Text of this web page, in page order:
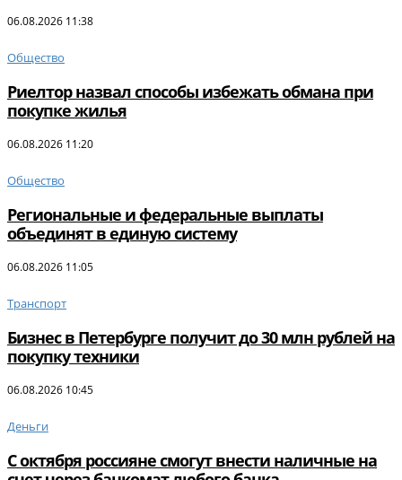
06.08.2026 11:38
Общество
Риелтор назвал способы избежать обмана при
покупке жилья
06.08.2026 11:20
Общество
Региональные и федеральные выплаты
объединят в единую систему
06.08.2026 11:05
Транспорт
Бизнес в Петербурге получит до 30 млн рублей на
покупку техники
06.08.2026 10:45
Деньги
С октября россияне смогут внести наличные на